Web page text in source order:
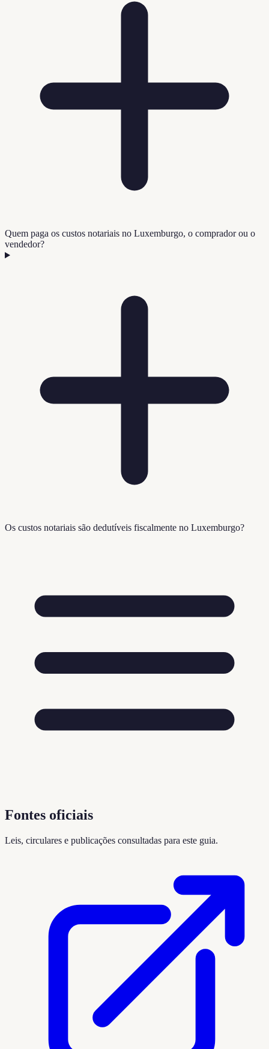
Quem paga os custos notariais no Luxemburgo, o comprador ou o
vendedor?
Os custos notariais são dedutíveis fiscalmente no Luxemburgo?
Fontes oficiais
Leis, circulares e publicações consultadas para este guia.